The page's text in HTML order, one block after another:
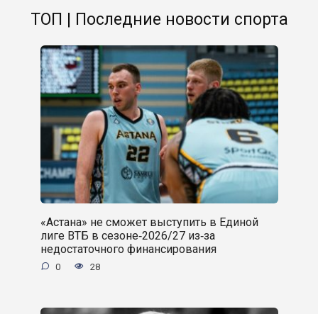
ТОП | Последние новости спорта
«Астана» не сможет выступить в Единой
лиге ВТБ в сезоне‑2026/27 из‑за
недостаточного финансирования
0 28